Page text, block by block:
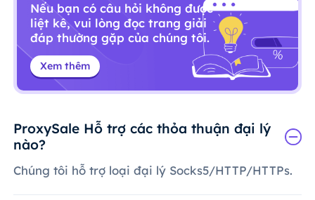
Nếu bạn có câu hỏi không được
liệt kê, vui lòng đọc trang giải
đáp thường gặp của chúng tôi.
Xem thêm
ProxySale Hỗ trợ các thỏa thuận đại lý
nào?
Chúng tôi hỗ trợ loại đại lý Socks5/HTTP/HTTPs.